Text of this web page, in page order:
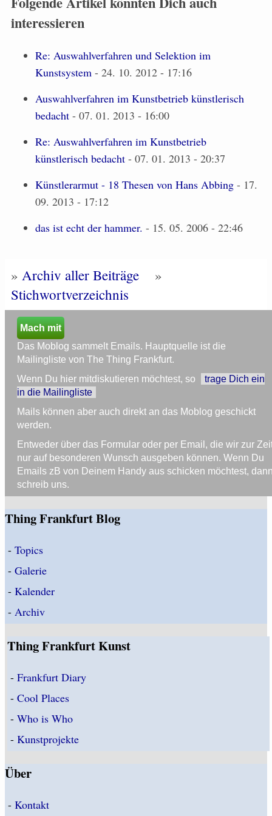
interessieren
Re: Auswahlverfahren und Selektion im
Kunstsystem - 24. 10. 2012 - 17:16
Auswahlverfahren im Kunstbetrieb künstlerisch
bedacht - 07. 01. 2013 - 16:00
Re: Auswahlverfahren im Kunstbetrieb
künstlerisch bedacht - 07. 01. 2013 - 20:37
Künstlerarmut - 18 Thesen von Hans Abbing - 17.
09. 2013 - 17:12
das ist echt der hammer. - 15. 05. 2006 - 22:46
» Archiv aller Beiträge
»
Stichwortverzeichnis
Mach mit
Das Moblog sammelt Emails. Hauptquelle ist die
Mailingliste von The Thing Frankfurt.
Wenn Du hier mitdiskutieren möchtest, so
trage Dich ein
in die Mailingliste
Mails können aber auch direkt an das Moblog geschickt
werden.
Entweder über das Formular oder per Email, die wir zur
nur auf besonderen Wunsch ausgeben können. Wenn Du
Emails zB von Deinem Handy aus schicken möchtest,
schreib uns.
Thing Frankfurt Blog
- Topics
- Galerie
- Kalender
- Archiv
Thing Frankfurt Kunst
-Frankfurt Diary
-Cool Places
-Who is Who
-Kunstprojekte
Über
- Kontakt